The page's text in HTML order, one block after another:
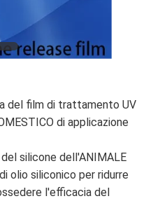
del film di trattamento UV
di applicazione
silicone dell'ANIMALE
olio siliconico per ridurre
l'efficacia del